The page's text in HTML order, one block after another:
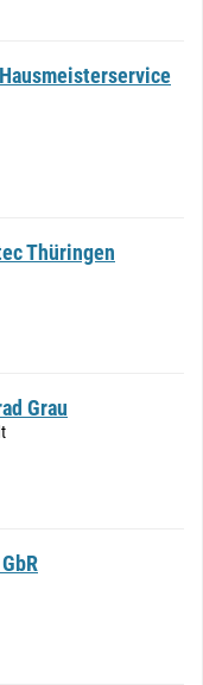
Thüringen
Grau